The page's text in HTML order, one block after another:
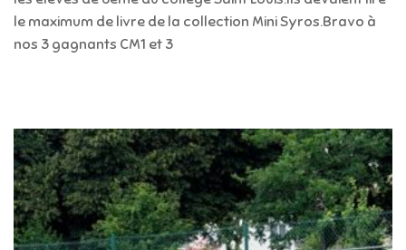
le maximum de livre de la collection Mini Syros.Bravo à
nos 3 gagnants CM1 et 3